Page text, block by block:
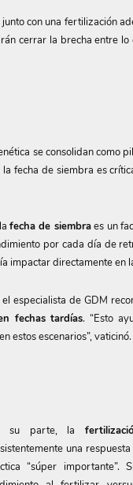
con una fertilización
cerrar la brecha entre
se consolidan como
la fecha de siembra es
fecha de siembraes un
por cada día de
impactar directamente en
especialista de GDM
fechas tardías. “Esto
estos escenarios”, vaticinó.
su parte, la
una
“súper importante”.